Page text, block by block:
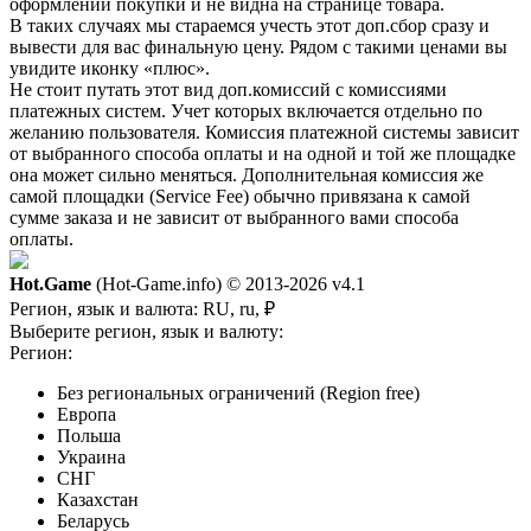
В таких случаях мы стараемся учесть этот доп.сбор сразу и
вывести для вас финальную цену. Рядом с такими ценами вы
увидите иконку «плюс».
Не стоит путать этот вид доп.комиссий с комиссиями
платежных систем. Учет которых включается отдельно по
желанию пользователя. Комиссия платежной системы зависит
от выбранного способа оплаты и на одной и той же площадке
она может сильно меняться. Дополнительная комиссия же
самой площадки (Service Fee) обычно привязана к самой
сумме заказа и не зависит от выбранного вами способа
оплаты.
Hot.Game (Hot-Game.info) © 2013-2026 v4.1
Регион, язык и валюта: RU, ru, ₽
Выберите регион, язык и валюту:
Регион:
Без региональных ограничений (Region free)
Европа
Польша
Украина
СНГ
Казахстан
Беларусь